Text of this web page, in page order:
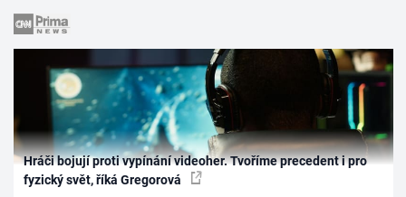
Hráči bojují proti vypínání videoher. Tvoříme precedent i pro
fyzický svět, říká Gregorová